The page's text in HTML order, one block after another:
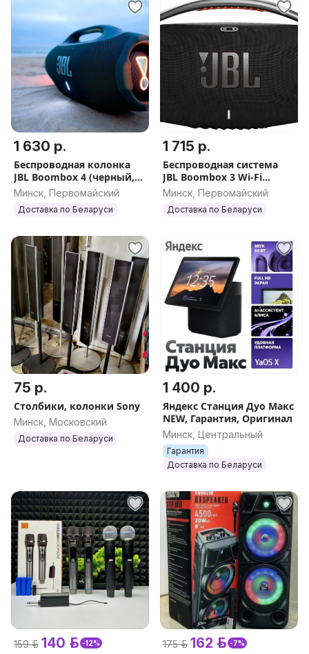
1 630 р.
Беспроводная колонка
JBL Boombox 4 (черный,
камуфляж)
Минск, Первомайский
Доставка по Беларуси
1 715 р.
Беспроводная система
JBL Boombox 3 Wi-Fi
(черный)
Минск, Первомайский
Доставка по Беларуси
75 р.
Столбики, колонки Sony
Минск, Московский
Доставка по Беларуси
1 400 р.
Яндекс Станция Дуо Макс
NEW, Гарантия, Оригинал
Минск, Центральный
Гарантия
Доставка по Беларуси
159 р. 140 р. -12% 175 р. 162 р. -7%